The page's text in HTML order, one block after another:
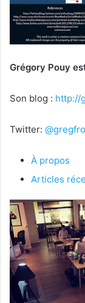
Grégory Pouy
Son blog : http://
Twitter:
À propos
Articles